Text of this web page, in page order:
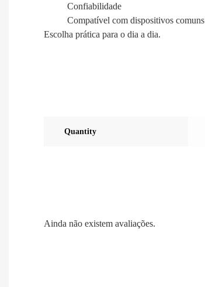
Confiabilidade
Compatível com dispositivos comuns
Escolha prática para o dia a dia.
Quantity
Ainda não existem avaliações.